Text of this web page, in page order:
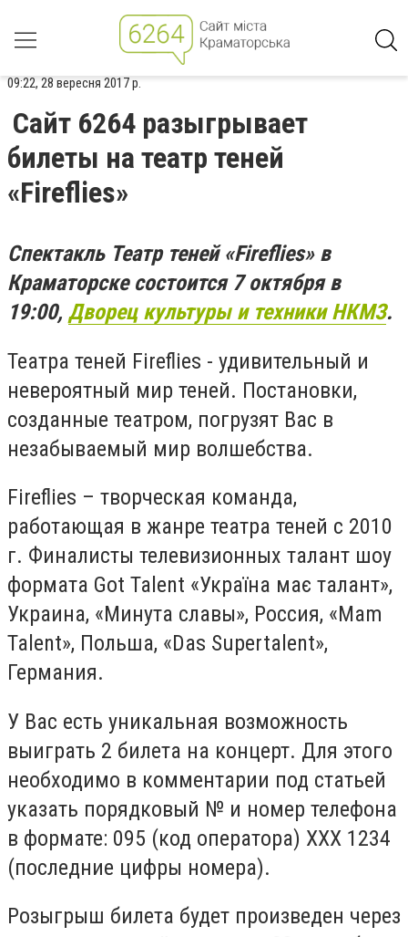
09:22, 28 вересня 2017 р.
Сайт 6264 разыгрывает
билеты на театр теней
«Fireflies»
Спектакль Театр теней «Fireflies» в
Краматорске состоится 7 октября в
19:00, Дворец культуры и техники НКМЗ.
Театра теней Fireflies - удивительный и
невероятный мир теней. Постановки,
созданные театром, погрузят Вас в
незабываемый мир волшебства.
Fireflies – творческая команда,
работающая в жанре театра теней с 2010
г. Финалисты телевизионных талант шоу
формата Got Talent «Україна має талант»,
Украина, «Минута славы», Россия, «Mam
Talent», Польша, «Das Supertalent»,
Германия.
У Вас есть уникальная возможность
выиграть 2 билета на концерт. Для этого
необходимо в комментарии под статьей
указать порядковый № и номер телефона
в формате: 095 (код оператора) ХХХ 1234
(последние цифры номера).
Розыгрыш билета будет произведен через